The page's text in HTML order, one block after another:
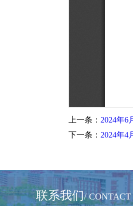
上一条： 2024年6
下一条： 2024年4
联系我们/ CONTACT